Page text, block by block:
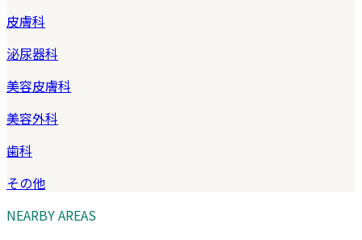
皮膚科
泌尿器科
美容皮膚科
美容外科
歯科
その他
NEARBY AREAS